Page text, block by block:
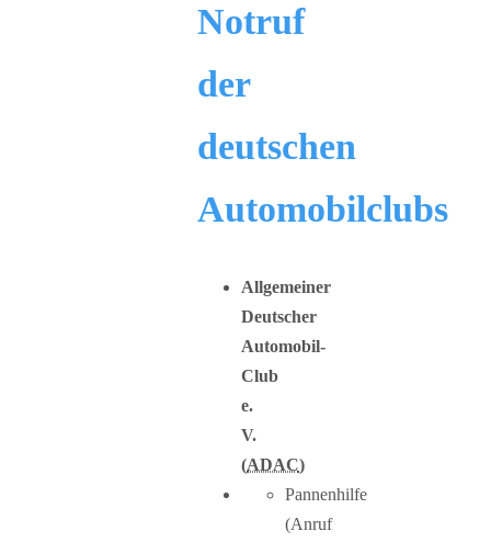
Notruf
der
deutschen
Automobilclubs
Allgemeiner
Deutscher
Automobil-
Club
e.
V.
(ADAC)
Pannenhilfe
(Anruf